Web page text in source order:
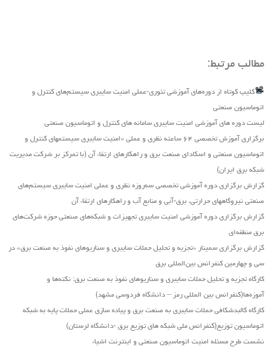
مطالب مرتبط:
کلیپ کوتاه از دوره‌های آموزشی تئوری-عملی امنیت سایبری سیستم‌های کنترل و
اتوماسیون صنعتی
لیست دوره های آموزشی امنیت سایبری سامانه های کنترل و اتوماسیون صنعتی
برگزاری آموزش تخصصی ۶۴ ساعته نظری و عملی «امنیت سایبری سیستمهای کنترل و
اتوماسیون صنعتی و اسکادای صنعت برق و راهکارهای ارتقاء آن (با تمرکز بر شرکت مدیریت
شبکه برق ایران)
گزارش برگزاری دوره آموزشی تخصصی سه‌روزه نظری و عملی امنیت سایبری سیستم‌های
صنعتی نیروگاه‏های حرارتی، برق‏-آبی و منابع آب و راهکارهای ارتقاء آن
گزارش برگزاری دوره آموزشی امنیت سایبری تجهیزات و شبکه‌های صنعتی حوزه شرکت‌های
برق منطقه‌ای
گزارش برگزاری سمینار «تجزیه ‌و تحلیل حملات سایبری و سناریو‌های نفوذ به صنعت برق» در
سی و چهارمین کنفرانس بین‌المللی برق
کارگاه تجزیه و تحلیل حملات سایبری و سناریوهای نفوذ به صنعت برق: نکته‌ها و
آموزه‌ها(کنفرانس بین المللی رمز – دانشگاه فردوسی مشهد)
کارگاه کالبدشکافی حملات سایبری به صنعت برق و پیاده سازی عملی حملات پایه به شبکه
اتوماسیون توزیع(کنفرانس ملی شبکه های توزیع برق -دانشگاه لرستان)
نشست طرح مسئله امنیت اتوماسیون صنعتی و اینترنت اشیاء